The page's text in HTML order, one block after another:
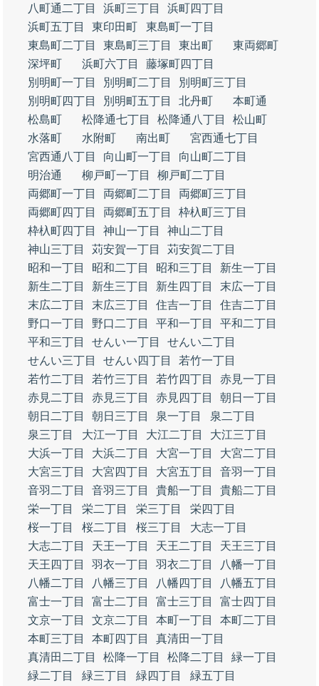
八町通二丁目
浜町三丁目
浜町四丁目
浜町五丁目
東印田町
東島町一丁目
東島町二丁目
東島町三丁目 東出町
東両郷町
深坪町
浜町六丁目
藤塚町四丁目
別明町一丁目
別明町二丁目
別明町三丁目
別明町四丁目
別明町五丁目 北丹町
本町通
松島町
松降通七丁目 松降通八丁目
松山町
水落町
水附町 南出町
宮西通七丁目
宮西通八丁目
向山町一丁目
向山町二丁目
明治通
柳戸町一丁目
柳戸町二丁目
両郷町一丁目
両郷町二丁目
両郷町三丁目
両郷町四丁目
両郷町五丁目
枠杁町三丁目
枠杁町四丁目
神山一丁目
神山二丁目
神山三丁目
苅安賀一丁目
苅安賀二丁目
昭和一丁目
昭和二丁目 昭和三丁目
新生一丁目
新生二丁目
新生三丁目 新生四丁目
末広一丁目
末広二丁目
末広三丁目 住吉一丁目
住吉二丁目
野口一丁目
野口二丁目 平和一丁目
平和二丁目
平和三丁目
せんい一丁目
せんい二丁目
せんい三丁目
せんい四丁目
若竹一丁目
若竹二丁目
若竹三丁目 若竹四丁目
赤見一丁目
赤見二丁目
赤見三丁目 赤見四丁目
朝日一丁目
朝日二丁目
朝日三丁目 泉一丁目
泉二丁目
泉三丁目
大江一丁目 大江二丁目
大江三丁目
大浜一丁目
大浜二丁目 大宮一丁目
大宮二丁目
大宮三丁目
大宮四丁目 大宮五丁目
音羽一丁目
音羽二丁目
音羽三丁目 貴船一丁目
貴船二丁目
栄一丁目
栄二丁目 栄三丁目
栄四丁目
桜一丁目
桜二丁目 桜三丁目
大志一丁目
大志二丁目
天王一丁目 天王二丁目
天王三丁目
天王四丁目
羽衣一丁目 羽衣二丁目
八幡一丁目
八幡二丁目
八幡三丁目 八幡四丁目
八幡五丁目
富士一丁目
富士二丁目 富士三丁目
富士四丁目
文京一丁目
文京二丁目 本町一丁目
本町二丁目
本町三丁目
本町四丁目
真清田一丁目
真清田二丁目
松降一丁目 松降二丁目
緑一丁目
緑二丁目
緑三丁目 緑四丁目
緑五丁目